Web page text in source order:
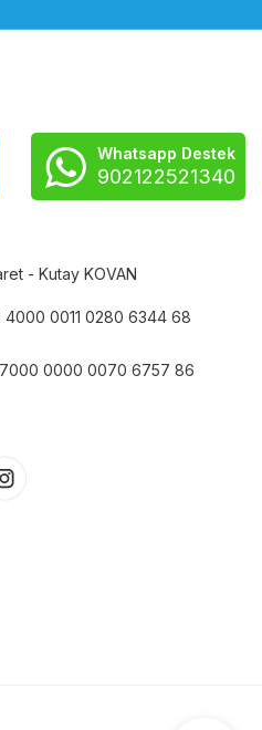
Whatsapp Destek
902122521340
- Kutay KOVAN
0011 0280 6344 68
7000 0000 0070 6757 86